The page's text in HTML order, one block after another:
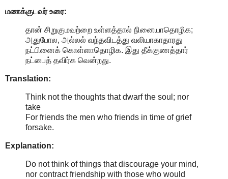
மணக்குடவர் உரை:
தான் சிறுகுமவற்றை உள்ளத்தால் நினையாதொழிக;
அதுபோல, அல்லல் வந்தவிடத்து வலியாகாதாரது
நட்பினைக் கொள்ளாதொழிக. இது தீக்குணத்தார்
நட்பைத் தவிர்க வென்றது.
Translation:
Think not the thoughts that dwarf the soul; nor
take
For friends the men who friends in time of grief
forsake.
Explanation:
Do not think of things that discourage your mind,
nor contract friendship with those who would